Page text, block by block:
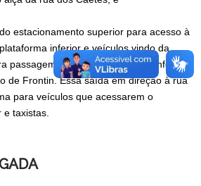
estacionamento superior para acesso à
inferior e veículos vindo da
passagem pelo estacionamento inferior/
de Frontin. Essa saída em direção à rua
para veículos que acessarem o
e taxistas.